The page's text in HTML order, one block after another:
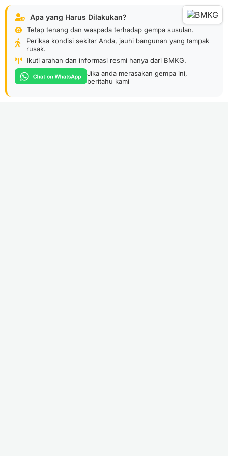
Apa yang Harus Dilakukan?
Tetap tenang dan waspada terhadap gempa susulan.
Periksa kondisi sekitar Anda, jauhi bangunan yang tampak
rusak.
Ikuti arahan dan informasi resmi hanya dari BMKG.
Jika anda merasakan gempa ini,
beritahu kami